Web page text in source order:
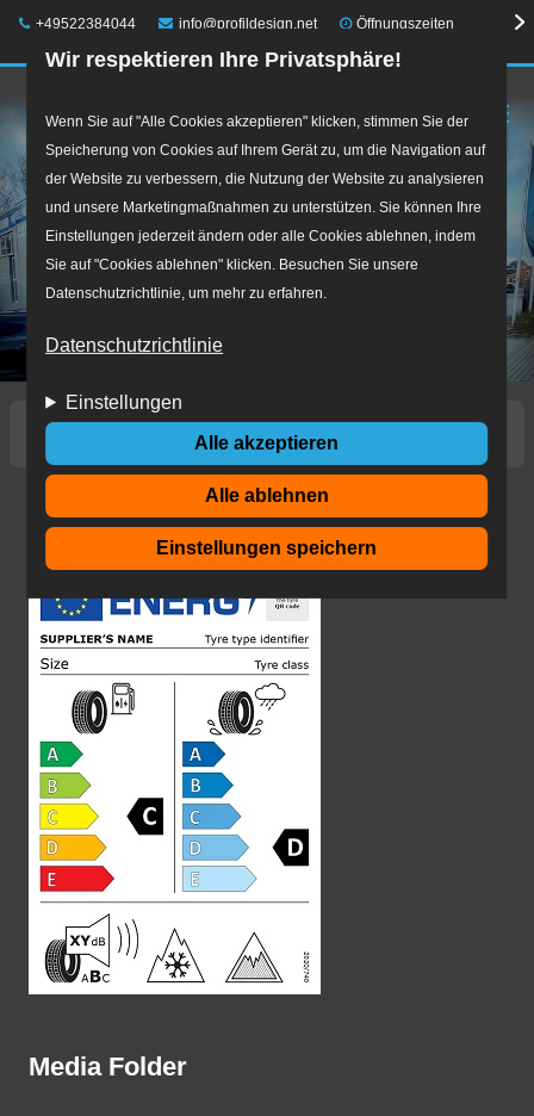
Wir respektieren Ihre Privatsphäre!
Wenn Sie auf "Alle Cookies akzeptieren" klicken, stimmen Sie der
Speicherung von Cookies auf Ihrem Gerät zu, um die Navigation auf
der Website zu verbessern, die Nutzung der Website zu analysieren
und unsere Marketingmaßnahmen zu unterstützen. Sie können Ihre
Einstellungen jederzeit ändern oder alle Cookies ablehnen, indem
Sie auf "Cookies ablehnen" klicken. Besuchen Sie unsere
Datenschutzrichtlinie, um mehr zu erfahren.
Datenschutzrichtlinie
Einstellungen
Alle akzeptieren
Alle ablehnen
Einstellungen speichern
Direkt
zum
Inhalt
Telefon:
+49522384044 E-Mail:info@profildesign.net Öffnungszeiten
☰
Startseite eu-reifenlabel.jpg
eu-reifenlabel.jpg
Media Folder